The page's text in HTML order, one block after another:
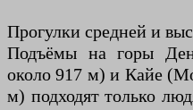
Прогулки средней и
Подъёмы на горы
около 917 м) и Кайе
м) подходят только